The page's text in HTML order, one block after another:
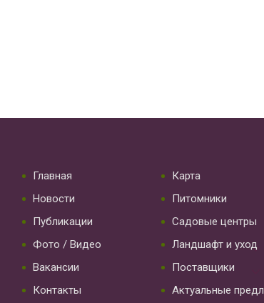
Главная
Новости
Публикации
Фото / Видео
Вакансии
Контакты
Карта
Питомники
Садовые центры
Ландшафт и уход
Поставщики
Актуальные